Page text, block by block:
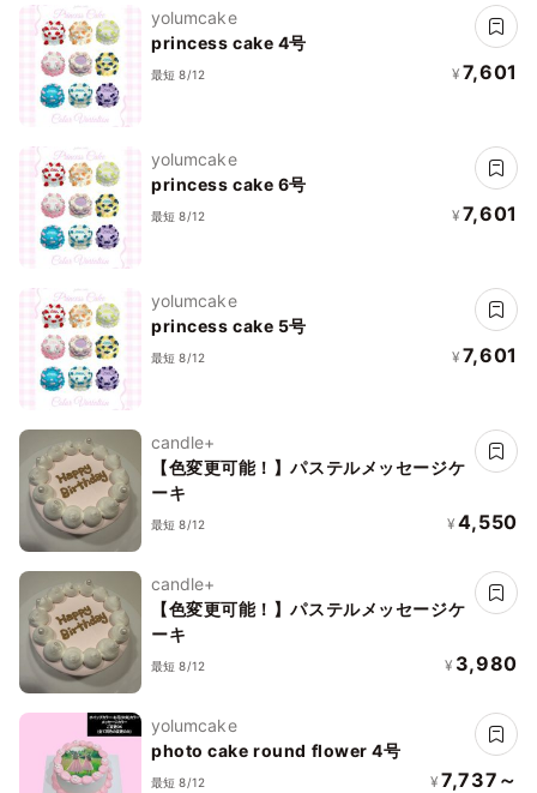
yolumcake
princess cake 4号
最短 8/12 ¥ 7,601
yolumcake
princess cake 6号
最短 8/12 ¥ 7,601
yolumcake
princess cake 5号
最短 8/12 ¥ 7,601
candle+
【色変更可能！】パステルメッセージケ
ーキ
最短 8/12 ¥ 4,550
candle+
【色変更可能！】パステルメッセージケ
ーキ
最短 8/12 ¥ 3,980
yolumcake
photo cake round flower 4号
最短 8/12 ¥ 7,737～